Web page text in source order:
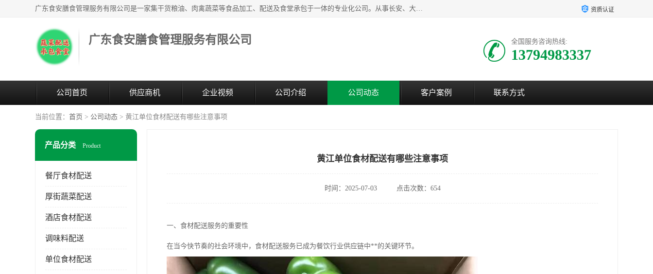
广东食安膳食管理服务有限公司是一家集干货粮油、肉禽蔬菜等食品加工、配送及食堂承包于一体的专业化公司。从事长安、大朗、大岭山、厚街、虎门等地区的蔬菜配送服务。 专业的服务队伍，以及完善的服务机制，经过多年的努力拼搏，赢得了广大客户的信赖和支持。 资质认证
广东食安膳食管理服务有限公司 全国服务咨询热线:
13794983337
公司首页 供应商机 企业视频 公司介绍 公司动态 客户案例 联系方式
当前位置： 首页 > 公司动态 > 黄江单位食材配送有哪些注意事项
产品分类 Product
餐厅食材配送
厚街蔬菜配送
酒店食材配送
调味料配送
单位食材配送
黄江单位食材配送有哪些注意事项
时间：2025-07-03 点击次数：654
一、食材配送服务的重要性
在当今快节奏的社会环境中，食材配送服务已成为餐饮行业供应链中**的关键环节。